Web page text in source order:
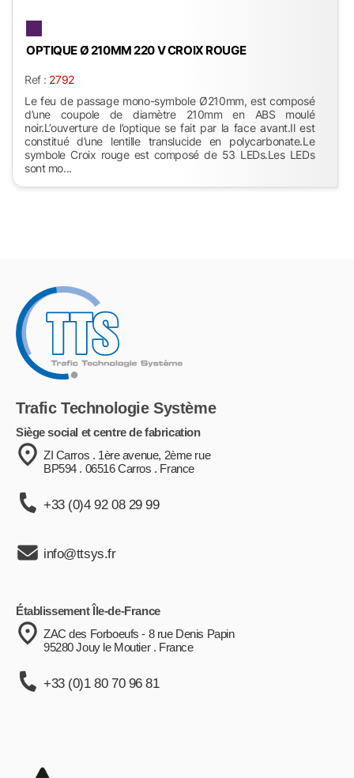
OPTIQUE Ø 210MM 220 V CROIX ROUGE
Ref : 2792
Le feu de passage mono-symbole Ø210mm, est composé
d’une coupole de diamètre 210mm en ABS moulé
noir.L’ouverture de l’optique se fait par la face avant.Il est
constitué d’une lentille translucide en polycarbonate.Le
symbole Croix rouge est composé de 53 LEDs.Les LEDs
sont mo...
Trafic Technologie Système
Siège social et centre de fabrication
ZI Carros . 1ère avenue, 2ème rue
BP594 . 06516 Carros . France
+33 (0)4 92 08 29 99
info@ttsys.fr
Établissement Île-de-France
ZAC des Forboeufs - 8 rue Denis Papin
95280 Jouy le Moutier . France
+33 (0)1 80 70 96 81